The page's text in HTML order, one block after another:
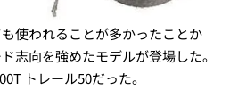
使われることが多かったことか
志向を強めたモデルが登場した。
トレール50だった。